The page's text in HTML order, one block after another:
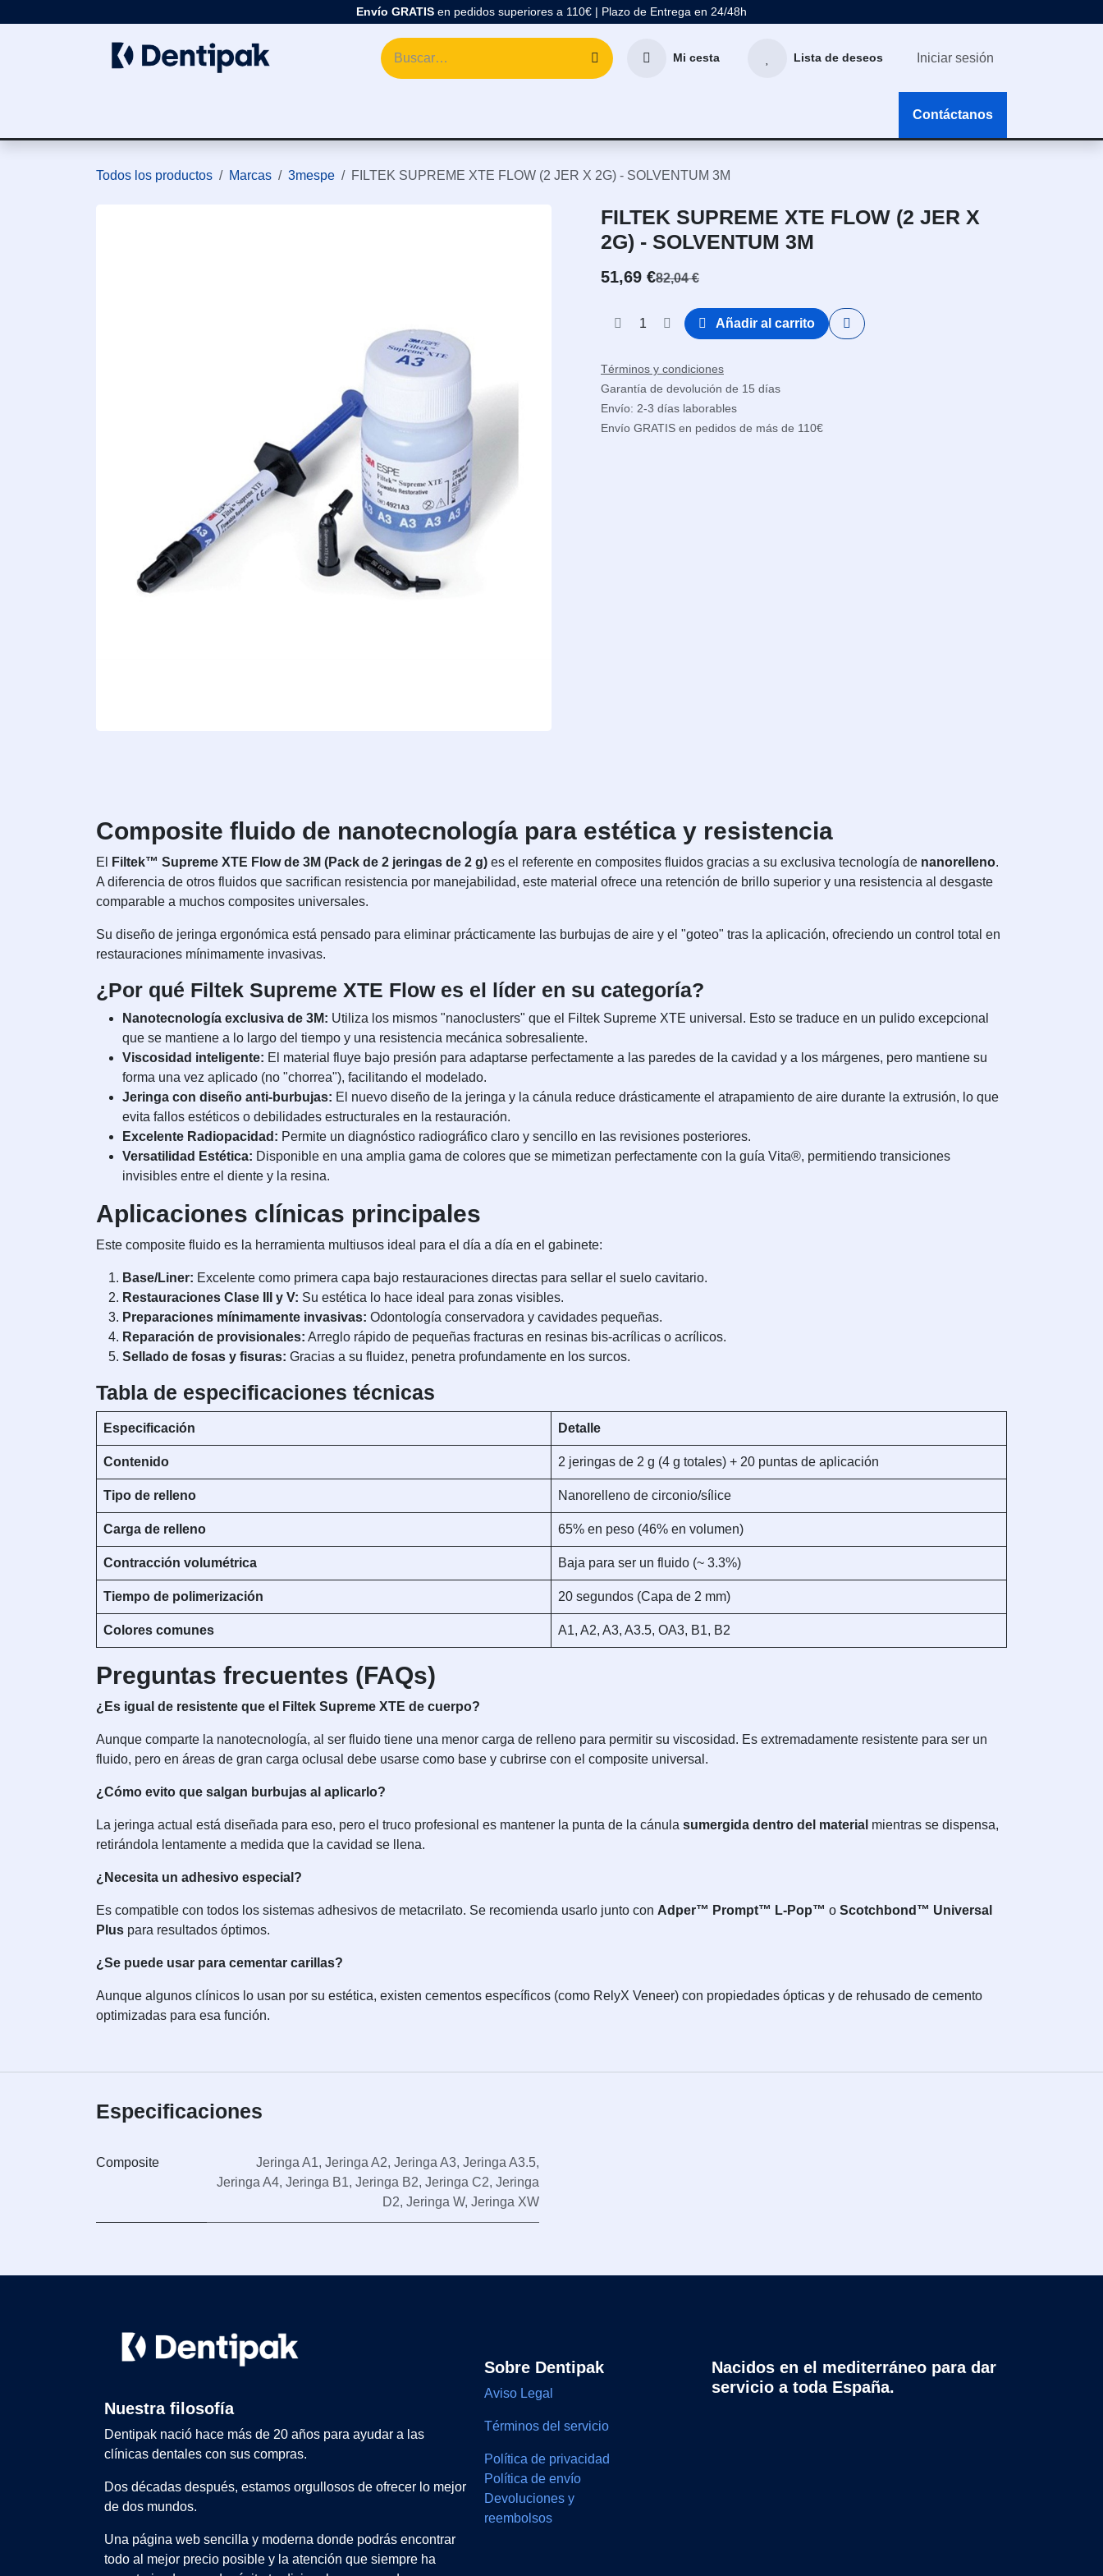
Envío GRATIS en pedidos superiores a 110€ | Plazo de Entrega en 24/48h
Mi cesta Lista de deseos Iniciar sesión
Contáctanos
Todos los productos Marcas 3mespe FILTEK SUPREME XTE FLOW (2 JER X 2G) - SOLVENTUM 3M
FILTEK SUPREME XTE FLOW (2 JER X
2G) - SOLVENTUM 3M
51,69 €82,04€
Añadir al carrito
Términos y condiciones
Garantía de devolución de 15 días
Envío: 2-3 días laborables
Envío GRATIS en pedidos de más de 110€
Composite fluido de nanotecnología para estética y resistencia
El Filtek™ Supreme XTE Flow de 3M (Pack de 2 jeringas de 2 g) es el referente en composites fluidos gracias a su exclusiva tecnología de nanorelleno.
A diferencia de otros fluidos que sacrifican resistencia por manejabilidad, este material ofrece una retención de brillo superior y una resistencia al desgaste
comparable a muchos composites universales.
Su diseño de jeringa ergonómica está pensado para eliminar prácticamente las burbujas de aire y el "goteo" tras la aplicación, ofreciendo un control total en
restauraciones mínimamente invasivas.
¿Por qué Filtek Supreme XTE Flow es el líder en su categoría?
Nanotecnología exclusiva de 3M: Utiliza los mismos "nanoclusters" que el Filtek Supreme XTE universal. Esto se traduce en un pulido excepcional
que se mantiene a lo largo del tiempo y una resistencia mecánica sobresaliente.
Viscosidad inteligente: El material fluye bajo presión para adaptarse perfectamente a las paredes de la cavidad y a los márgenes, pero mantiene su
forma una vez aplicado (no "chorrea"), facilitando el modelado.
Jeringa con diseño anti-burbujas: El nuevo diseño de la jeringa y la cánula reduce drásticamente el atrapamiento de aire durante la extrusión, lo que
evita fallos estéticos o debilidades estructurales en la restauración.
Excelente Radiopacidad: Permite un diagnóstico radiográfico claro y sencillo en las revisiones posteriores.
Versatilidad Estética: Disponible en una amplia gama de colores que se mimetizan perfectamente con la guía Vita®, permitiendo transiciones
invisibles entre el diente y la resina.
Aplicaciones clínicas principales
Este composite fluido es la herramienta multiusos ideal para el día a día en el gabinete:
Base/Liner: Excelente como primera capa bajo restauraciones directas para sellar el suelo cavitario.
Restauraciones Clase III y V: Su estética lo hace ideal para zonas visibles.
Preparaciones mínimamente invasivas: Odontología conservadora y cavidades pequeñas.
Reparación de provisionales: Arreglo rápido de pequeñas fracturas en resinas bis-acrílicas o acrílicos.
Sellado de fosas y fisuras: Gracias a su fluidez, penetra profundamente en los surcos.
Tabla de especificaciones técnicas
Especificación Detalle
Contenido 2 jeringas de 2 g (4 g totales) + 20 puntas de aplicación
Tipo de relleno Nanorelleno de circonio/sílice
Carga de relleno 65% en peso (46% en volumen)
Contracción volumétrica Baja para ser un fluido (~ 3.3%)
Tiempo de polimerización 20 segundos (Capa de 2 mm)
Colores comunes A1, A2, A3, A3.5, OA3, B1, B2
Preguntas frecuentes (FAQs)
¿Es igual de resistente que el Filtek Supreme XTE de cuerpo?
Aunque comparte la nanotecnología, al ser fluido tiene una menor carga de relleno para permitir su viscosidad. Es extremadamente resistente para ser un
fluido, pero en áreas de gran carga oclusal debe usarse como base y cubrirse con el composite universal.
¿Cómo evito que salgan burbujas al aplicarlo?
La jeringa actual está diseñada para eso, pero el truco profesional es mantener la punta de la cánula sumergida dentro del material mientras se dispensa,
retirándola lentamente a medida que la cavidad se llena.
¿Necesita un adhesivo especial?
Es compatible con todos los sistemas adhesivos de metacrilato. Se recomienda usarlo junto con Adper™ Prompt™ L-Pop™ o Scotchbond™ Universal
Plus para resultados óptimos.
¿Se puede usar para cementar carillas?
Aunque algunos clínicos lo usan por su estética, existen cementos específicos (como RelyX Veneer) con propiedades ópticas y de rehusado de cemento
optimizadas para esa función.
Especificaciones
Composite Jeringa A1, Jeringa A2, Jeringa A3, Jeringa A3.5,
Jeringa A4, Jeringa B1, Jeringa B2, Jeringa C2, Jeringa
D2, Jeringa W, Jeringa XW
Sobre Dentipak
Aviso Legal
Términos del servicio
Política de privacidad
Política de envío
Devoluciones y
reembolsos
Nacidos en el mediterráneo para dar
servicio a toda España.
Nuestra filosofía
Dentipak nació hace más de 20 años para ayudar a las
clínicas dentales con sus compras.
Dos décadas después, estamos orgullosos de ofrecer lo mejor
de dos mundos.
Una página web sencilla y moderna donde podrás encontrar
todo al mejor precio posible y la atención que siempre ha